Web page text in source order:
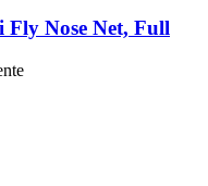
Fly Nose Net, Full